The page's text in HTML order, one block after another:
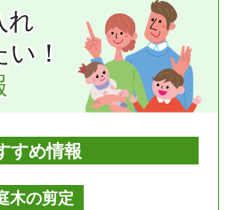
れ
！
すめ情報
木の剪定